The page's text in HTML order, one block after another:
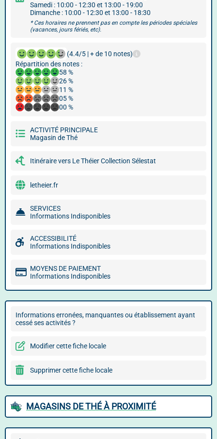
Samedi : 10:00 - 12:30 et 13:00 - 19:00
Dimanche : 10:00 - 12:30 et 13:00 - 18:30
* Ces horaires ne prennent pas en compte les périodes spéciales
(vacances, jours fériés, etc).
(4.4/5 | + de 10 notes)
Répartition des notes :
58 %
26 %
11 %
05 %
00 %
ACTIVITÉ PRINCIPALE
Magasin de Thé
Itinéraire vers Le Théier Collection Sélestat
letheier.fr
SERVICES
Informations Indisponibles
ACCESSIBILITÉ
Informations Indisponibles
MOYENS DE PAIEMENT
Informations Indisponibles
Informations erronées, manquantes ou établissement ayant
cessé ses activités ?
Modifier cette fiche locale
Supprimer cette fiche locale
MAGASINS DE THÉ À PROXIMITÉ